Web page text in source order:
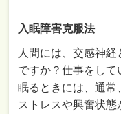
入眠障害克服法
人間には、交感神
ですか？仕事をして
眠るときには、通常
ストレスや興奮状